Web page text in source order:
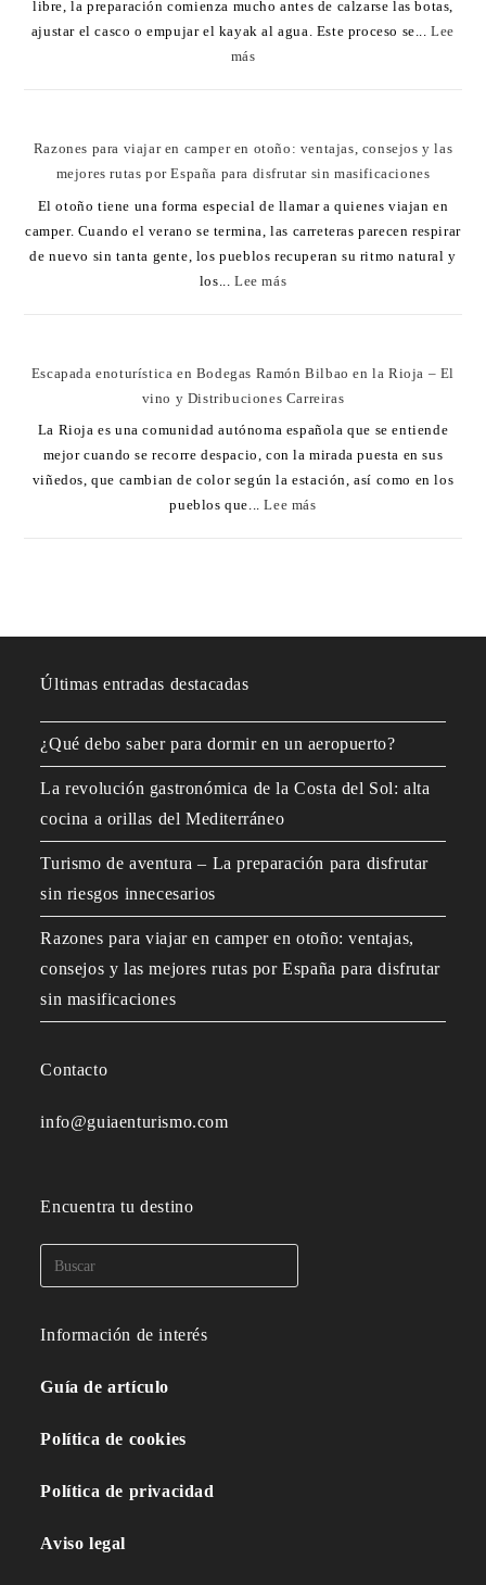
libre, la preparación comienza mucho antes de calzarse las botas,
ajustar el casco o empujar el kayak al agua. Este proceso se...Lee
más
Razones para viajar en camper en otoño: ventajas, consejos y las
mejores rutas por España para disfrutar sin masificaciones
El otoño tiene una forma especial de llamar a quienes viajan en
camper. Cuando el verano se termina, las carreteras parecen respirar
de nuevo sin tanta gente, los pueblos recuperan su ritmo natural y
los... Lee más
Escapada enoturística en Bodegas Ramón Bilbao en la Rioja – El
vino y Distribuciones Carreiras
La Rioja es una comunidad autónoma española que se entiende
mejor cuando se recorre despacio, con la mirada puesta en sus
viñedos, que cambian de color según la estación, así como en los
pueblos que...Lee más
Últimas entradas destacadas
¿Qué debo saber para dormir en un aeropuerto?
La revolución gastronómica de la Costa del Sol: alta
cocina a orillas del Mediterráneo
Turismo de aventura – La preparación para disfrutar
sin riesgos innecesarios
Razones para viajar en camper en otoño: ventajas,
consejos y las mejores rutas por España para disfrutar
sin masificaciones
Contacto
info@guiaenturismo.com
Encuentra tu destino
Información de interés
Guía de artículo
Política de cookies
Política de privacidad
Aviso legal